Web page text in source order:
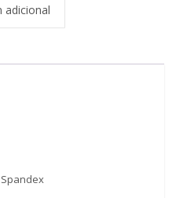
adicional
Spandex